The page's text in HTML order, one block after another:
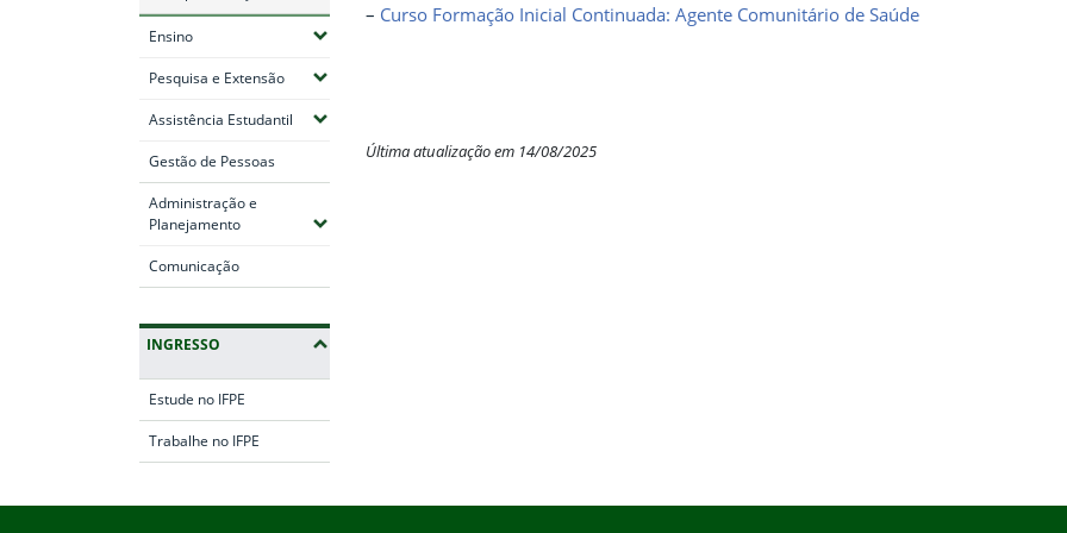
Ensino(Expandir submenus)
Pesquisa e Extensão(Expandir submenus)
Assistência Estudantil (Expandir submenus)
Gestão de Pessoas
Administração e
Planejamento(Expandir submenus)
Comunicação
INGRESSO
Estude no IFPE
Trabalhe no IFPE
– Curso Formação Inicial Continuada: Agente Comunitário de Saúde
Última atualização em 14/08/2025